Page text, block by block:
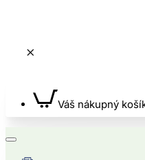
Váš nákupný